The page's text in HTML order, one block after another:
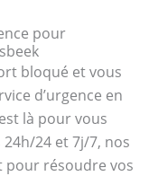
pour
bloqué et vous
d’urgence en
est là pour vous
24 et 7j/7, nos
résoudre vos